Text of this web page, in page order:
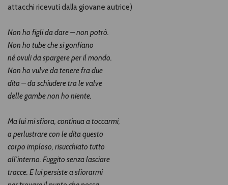
attacchi ricevuti dalla giovane autrice)
Non ho figli da dare – non potrò.
Non ho tube che si gonfiano
né ovuli da spargere per il mondo.
Non ho vulve da tenere fra due
dita – da schiudere tra le valve
delle gambe non ho niente.
Ma lui mi sfiora, continua a toccarmi,
a perlustrare con le dita questo
corpo imploso, risucchiato tutto
all’interno. Fuggito senza lasciare
tracce. E lui persiste a sfiorarmi